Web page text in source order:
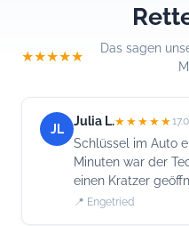
★★★★★
Das sagen
JL
Julia L.★★★★★
Schlüssel im Auto
Minuten war der
einen Kratzer
📍 Engetried